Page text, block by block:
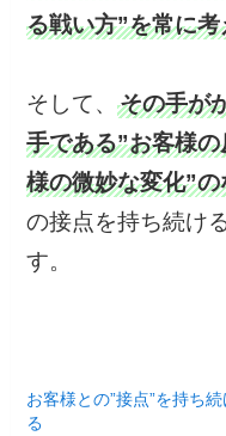
る戦い方”を常に
そして、その手が
手である”お客様
様の微妙な変化”
の接点を持ち続け
す。
お客様との”接点”を持ち続
る